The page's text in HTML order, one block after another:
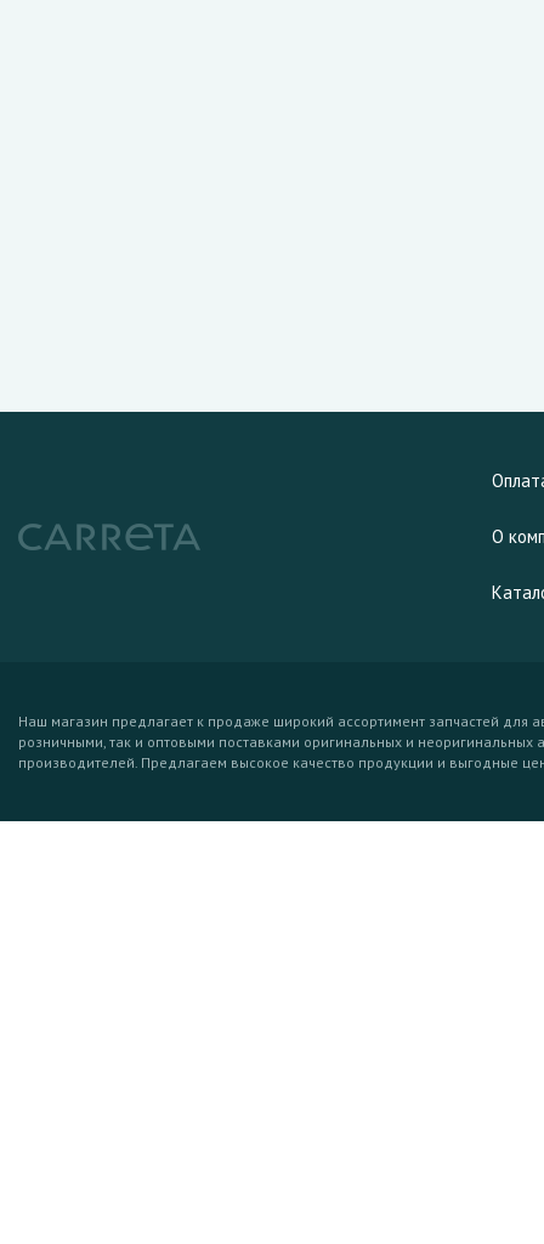
О
Наш магазин предлагает к продаже широкий ассортимент запчастей для
розничными, так и оптовыми поставками оригинальных и неоригинальных
производителей. Предлагаем высокое качество продукции и выгодные